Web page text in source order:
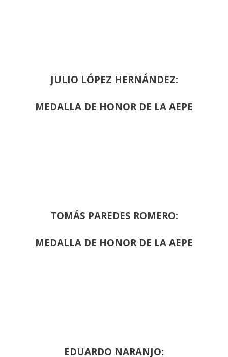
JULIO LÓPEZ HERNÁNDEZ:
MEDALLA DE HONOR DE LA AEPE
TOMÁS PAREDES ROMERO:
MEDALLA DE HONOR DE LA AEPE
EDUARDO NARANJO: